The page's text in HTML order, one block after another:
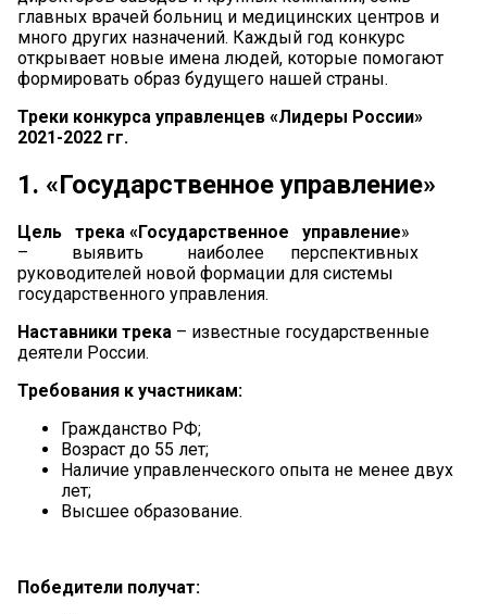
главных врачей больниц и медицинских центров и
много других назначений. Каждый год конкурс
открывает новые имена людей, которые помогают
формировать образ будущего нашей страны.
Треки конкурса управленцев «Лидеры России»
2021-2022 гг.
1. «Государственное управление»
Цель трека «Государственное управление»
– выявить наиболее перспективных
руководителей новой формации для системы
государственного управления.
Наставники трека – известные государственные
деятели России.
Требования к участникам:
Гражданство РФ;
Возраст до 55 лет;
Наличие управленческого опыта не менее двух
лет;
Высшее образование.
Победители получат: